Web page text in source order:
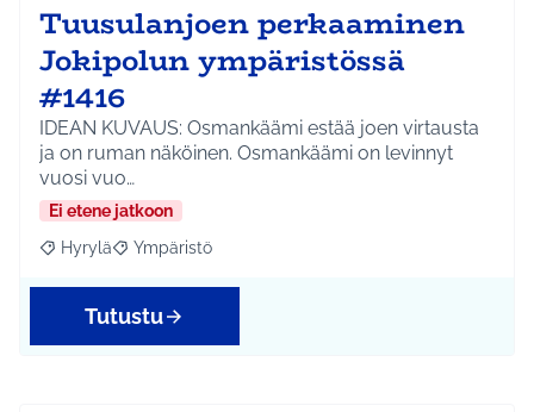
Tuusulanjoen perkaaminen
Jokipolun ympäristössä
#1416
IDEAN KUVAUS: Osmankäämi estää joen virtausta
ja on ruman näköinen. Osmankäämi on levinnyt
vuosi vuo…
Ei etene jatkoon
Rajaa tulokset aihepiirin mukaan: Hyrylä
Hyrylä Rajaa tulokset teeman mukaan: Ympäristö
Ympäristö
Tutustu